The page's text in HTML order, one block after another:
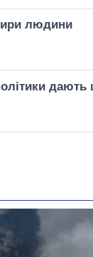
людини